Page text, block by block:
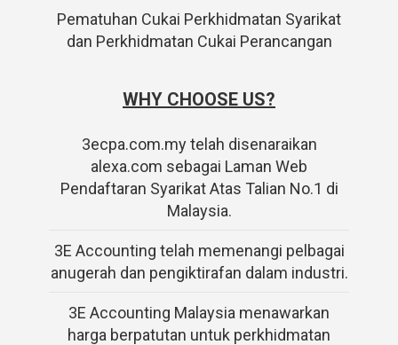
Pematuhan Cukai Perkhidmatan Syarikat
dan Perkhidmatan Cukai Perancangan
WHY CHOOSE US?
3ecpa.com.my telah disenaraikan
alexa.com sebagai Laman Web
Pendaftaran Syarikat Atas Talian No.1 di
Malaysia.
3E Accounting telah memenangi pelbagai
anugerah dan pengiktirafan dalam industri.
3E Accounting Malaysia menawarkan
harga berpatutan untuk perkhidmatan